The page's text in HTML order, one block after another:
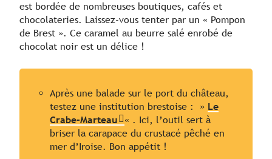
est bordée de nombreuses boutiques, cafés et
chocolateries. Laissez-vous tenter par un « Pompon
de Brest ». Ce caramel au beurre salé enrobé de
chocolat noir est un délice !
Après une balade sur le port du château,
testez une institution brestoise : » Le
Crabe-Marteau
« . Ici, l’outil sert à
briser la carapace du crustacé pêché en
mer d’Iroise. Bon appétit !